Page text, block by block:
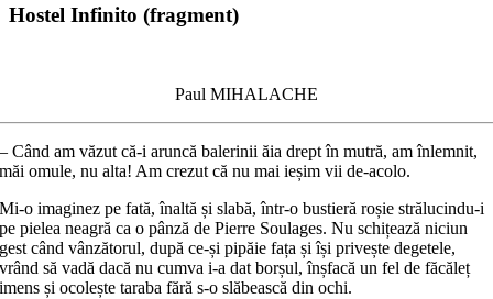
Hostel Infinito (fragment)
Paul MIHALACHE
– Când am văzut că‑i aruncă balerinii ăia drept în mutră, am înlemnit,
măi omule, nu alta! Am crezut că nu mai ieșim vii de‑acolo.
Mi‑o imaginez pe fată, înaltă și slabă, într‑o bustieră roșie strălucindu‑i
pe pielea neagră ca o pânză de Pierre Soulages. Nu schițează niciun
gest când vânzătorul, după ce‑și pipăie fața și își privește degetele,
vrând să vadă dacă nu cumva i‑a dat borșul, înșfacă un fel de făcăleț
imens și ocolește taraba fără s‑o slăbească din ochi.